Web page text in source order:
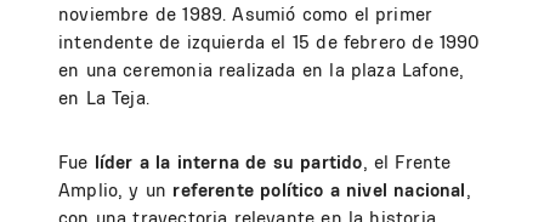
noviembre de 1989. Asumió como el primer
intendente de izquierda el 15 de febrero de 1990
en una ceremonia realizada en la plaza Lafone,
en La Teja.
Fue líder a la interna de su partido, el Frente
Amplio, y un referente político a nivel nacional,